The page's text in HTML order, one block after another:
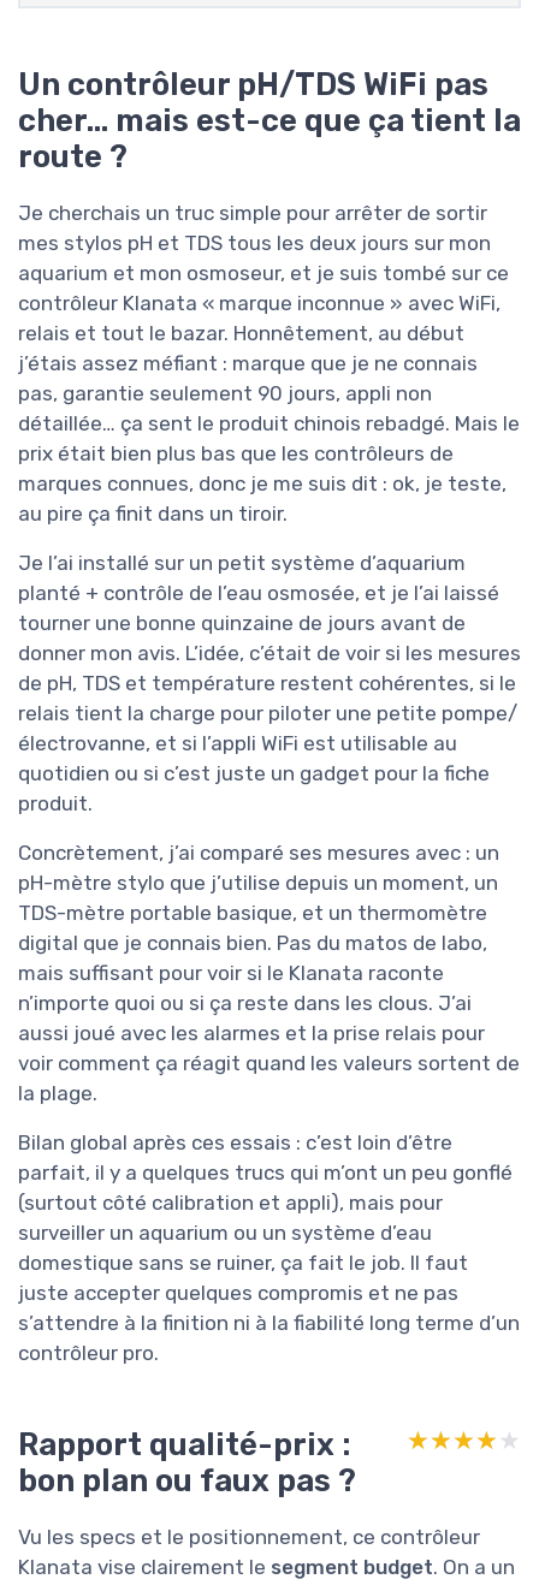
Un contrôleur pH/TDS WiFi pas
cher… mais est-ce que ça tient la
route ?
Je cherchais un truc simple pour arrêter de sortir
mes stylos pH et TDS tous les deux jours sur mon
aquarium et mon osmoseur, et je suis tombé sur ce
contrôleur Klanata « marque inconnue » avec WiFi,
relais et tout le bazar. Honnêtement, au début
j’étais assez méfiant : marque que je ne connais
pas, garantie seulement 90 jours, appli non
détaillée… ça sent le produit chinois rebadgé. Mais le
prix était bien plus bas que les contrôleurs de
marques connues, donc je me suis dit : ok, je teste,
au pire ça finit dans un tiroir.
Je l’ai installé sur un petit système d’aquarium
planté + contrôle de l’eau osmosée, et je l’ai laissé
tourner une bonne quinzaine de jours avant de
donner mon avis. L’idée, c’était de voir si les mesures
de pH, TDS et température restent cohérentes, si le
relais tient la charge pour piloter une petite pompe/
électrovanne, et si l’appli WiFi est utilisable au
quotidien ou si c’est juste un gadget pour la fiche
produit.
Concrètement, j’ai comparé ses mesures avec : un
pH-mètre stylo que j’utilise depuis un moment, un
TDS-mètre portable basique, et un thermomètre
digital que je connais bien. Pas du matos de labo,
mais suffisant pour voir si le Klanata raconte
n’importe quoi ou si ça reste dans les clous. J’ai
aussi joué avec les alarmes et la prise relais pour
voir comment ça réagit quand les valeurs sortent de
la plage.
Bilan global après ces essais : c’est loin d’être
parfait, il y a quelques trucs qui m’ont un peu gonflé
(surtout côté calibration et appli), mais pour
surveiller un aquarium ou un système d’eau
domestique sans se ruiner, ça fait le job. Il faut
juste accepter quelques compromis et ne pas
s’attendre à la finition ni à la fiabilité long terme d’un
contrôleur pro.
Rapport qualité-prix :
bon plan ou faux pas ?
★★★★★
★★★★★
Vu les specs et le positionnement, ce contrôleur
Klanata vise clairement le segment budget. On a un